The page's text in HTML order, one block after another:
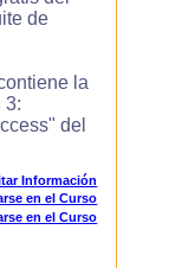
de
la
3:
del
Información